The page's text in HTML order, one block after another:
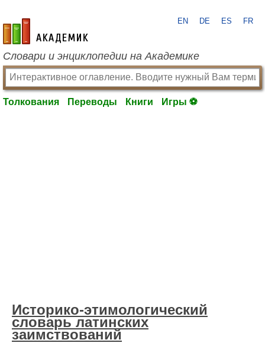
academic.ru
EN DE ES FR
Словари и энциклопедии на Академике
Толкования Переводы Книги Игры ⚽
Историко-этимологический
словарь латинских
заимствований